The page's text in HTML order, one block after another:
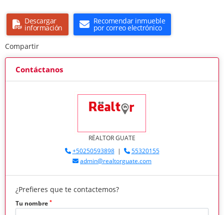
Descargar
información
Recomendar inmueble
por correo electrónico
Compartir
Contáctanos
RËALTOR GUATE
+50250593898|
55320155
admin@realtorguate.com
¿Prefieres que te contactemos?
Tu nombre *